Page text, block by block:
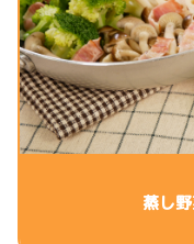
蒸し